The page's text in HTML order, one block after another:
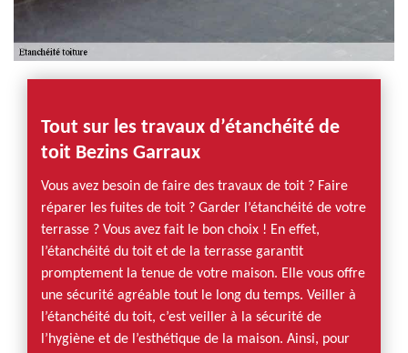
Tout sur les travaux d’étanchéité de
toit Bezins Garraux
Vous avez besoin de faire des travaux de toit ? Faire
réparer les fuites de toit ? Garder l’étanchéité de votre
terrasse ? Vous avez fait le bon choix ! En effet,
l’étanchéité du toit et de la terrasse garantit
promptement la tenue de votre maison. Elle vous offre
une sécurité agréable tout le long du temps. Veiller à
l’étanchéité du toit, c’est veiller à la sécurité de
l’hygiène et de l’esthétique de la maison. Ainsi, pour